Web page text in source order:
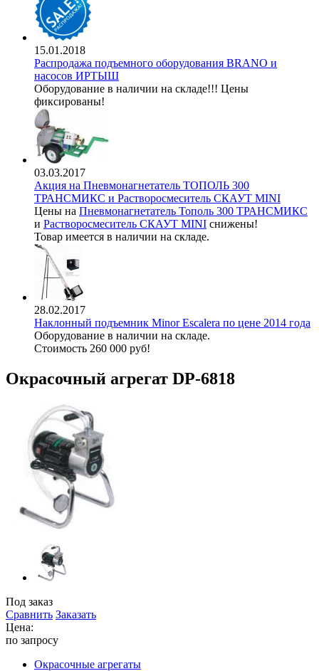
15.01.2018
Распродажа подъемного оборудования BRANO и
насосов ИРТЫШ
Оборудование в наличии на складе!!! Цены
фиксированы!
03.03.2017
Акция на Пневмонагнетатель ТОПОЛЬ 300
ТРАНСМИКС и Растворосмеситель СКАУТ MINI
Цены на Пневмонагнетатель Тополь 300 ТРАНСМИКС
и Растворосмеситель СКАУТ MINI снижены!
Товар имеется в наличии на складе.
28.02.2017
Наклонный подъемник Minor Escalera по цене 2014 года
Оборудование в наличии на складе.
Стоимость 260 000 руб!
Окрасочный агрегат DP-6818
Под заказ
Сравнить Заказать
Цена:
по запросу
Окрасочные агрегаты